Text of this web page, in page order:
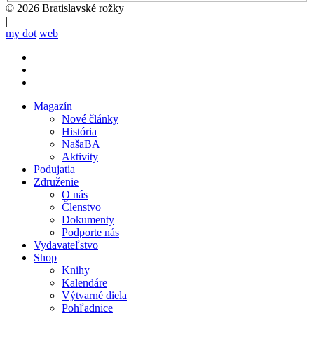
© 2026 Bratislavské rožky
|
my dot web
Magazín
Nové články
História
NašaBA
Aktivity
Podujatia
Združenie
O nás
Členstvo
Dokumenty
Podporte nás
Vydavateľstvo
Shop
Knihy
Kalendáre
Výtvarné diela
Pohľadnice